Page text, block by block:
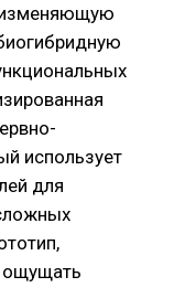
изменяющую
использует
для
ощущать